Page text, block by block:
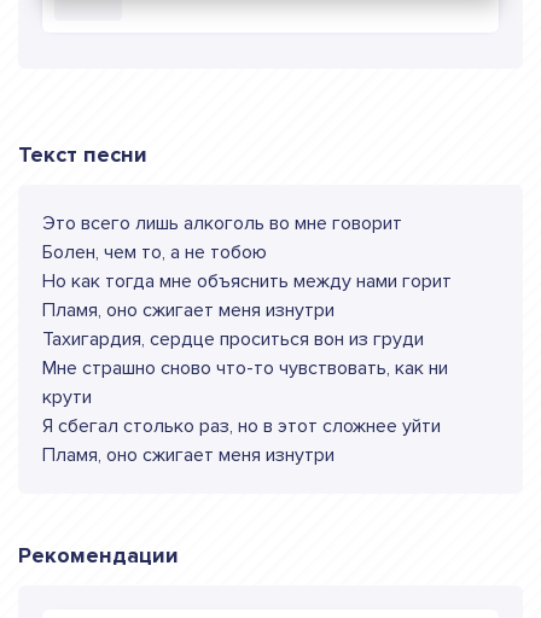
Текст песни
Это всего лишь алкоголь во мне говорит
Болен, чем то, а не тобою
Но как тогда мне объяснить между нами горит
Пламя, оно сжигает меня изнутри
Тахигардия, сердце проситься вон из груди
Мне страшно сново что-то чувствовать, как ни
крути
Я сбегал столько раз, но в этот сложнее уйти
Пламя, оно сжигает меня изнутри
Рекомендации